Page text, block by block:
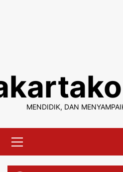
content
MENDIDIK, DAN
Menu